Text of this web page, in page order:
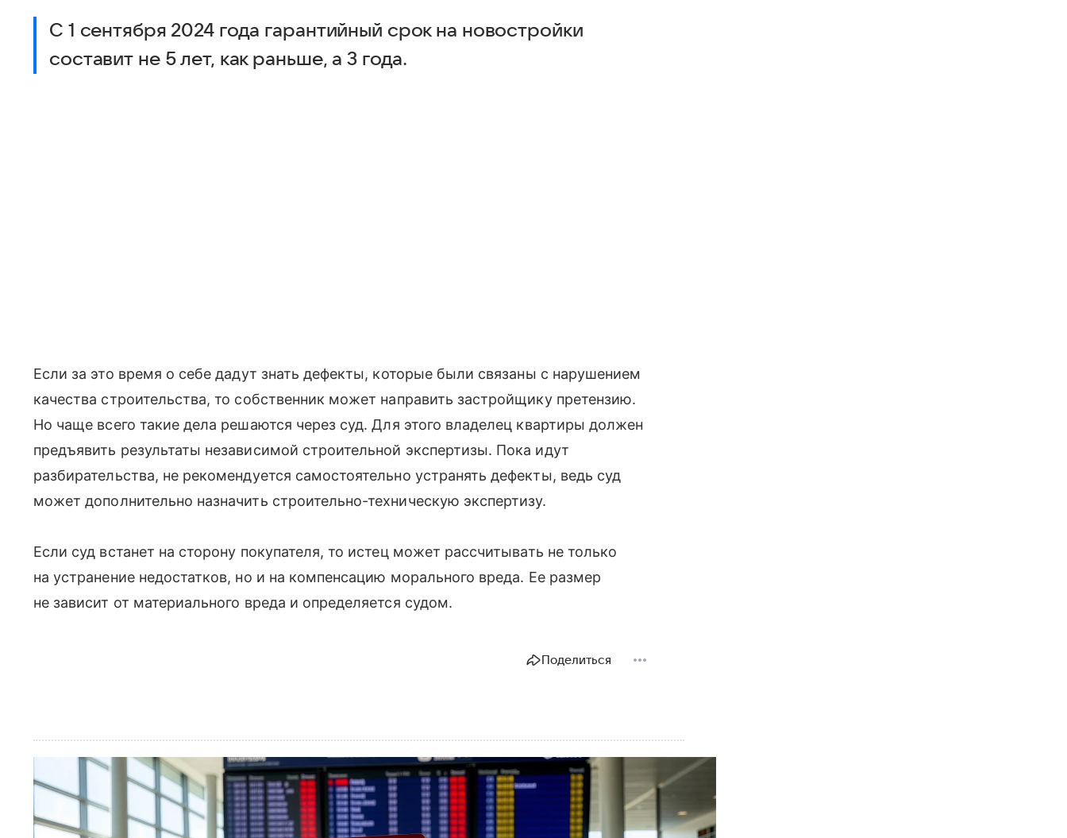
С 1 сентября 2024 года гарантийный срок на новостройки
составит не 5 лет, как раньше, а 3 года.
Если за это время о себе дадут знать дефекты, которые были связаны с нарушением
качества строительства, то собственник может направить застройщику претензию.
Но чаще всего такие дела решаются через суд. Для этого владелец квартиры должен
предъявить результаты независимой строительной экспертизы. Пока идут
разбирательства, не рекомендуется самостоятельно устранять дефекты, ведь суд
может дополнительно назначить строительно-техническую экспертизу.
Если суд встанет на сторону покупателя, то истец может рассчитывать не только
на устранение недостатков, но и на компенсацию морального вреда. Ее размер
не зависит от материального вреда и определяется судом.
Поделиться